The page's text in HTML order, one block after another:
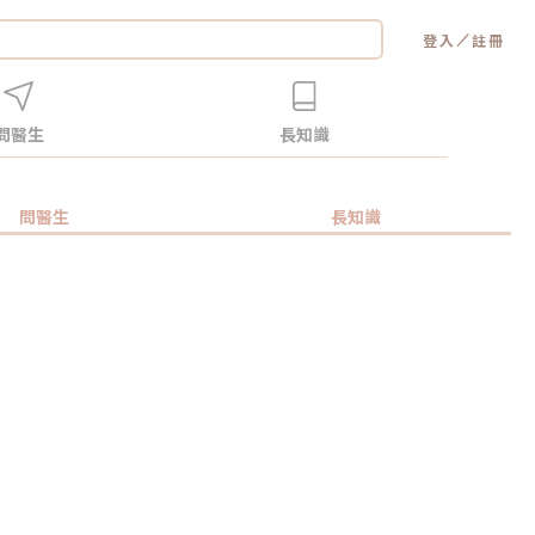
登入 ／註冊
醫生 長知識
問醫生 長知識